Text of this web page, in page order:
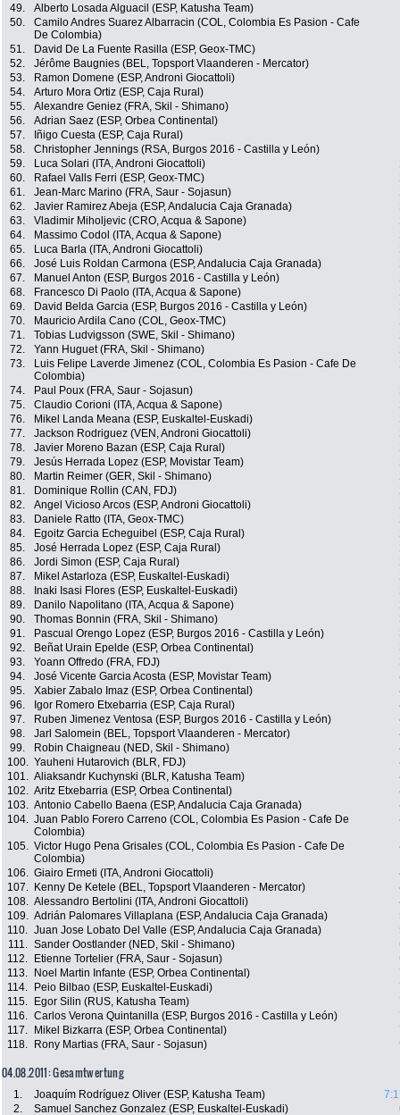
49.
Alberto Losada Alguacil (ESP, Katusha Team)
50.
Camilo Andres Suarez Albarracin (COL, Colombia Es Pasion - Cafe
De Colombia)
51. David De La Fuente Rasilla (ESP, Geox-TMC)
52.
Jérôme Baugnies (BEL, Topsport Vlaanderen - Mercator)
53.
Ramon Domene (ESP, Androni Giocattoli)
54.
Arturo Mora Ortiz (ESP, Caja Rural)
55.
Alexandre Geniez (FRA, Skil - Shimano)
56.
Adrian Saez (ESP, Orbea Continental)
57.
Iñigo Cuesta (ESP, Caja Rural)
58.
Christopher Jennings (RSA, Burgos 2016 - Castilla y León)
59.
Luca Solari (ITA, Androni Giocattoli)
60.
Rafael Valls Ferri (ESP, Geox-TMC)
61.
Jean-Marc Marino (FRA, Saur - Sojasun)
62.
Javier Ramirez Abeja (ESP, Andalucia Caja Granada)
63.
Vladimir Miholjevic (CRO, Acqua & Sapone)
64.
Massimo Codol (ITA, Acqua & Sapone)
65.
Luca Barla (ITA, Androni Giocattoli)
66.
José Luis Roldan Carmona (ESP, Andalucia Caja Granada)
67.
Manuel Anton (ESP, Burgos 2016 - Castilla y León)
68.
Francesco Di Paolo (ITA, Acqua & Sapone)
69.
David Belda Garcia (ESP, Burgos 2016 - Castilla y León)
70.
Mauricio Ardila Cano (COL, Geox-TMC)
71.
Tobias Ludvigsson (SWE, Skil - Shimano)
72.
Yann Huguet (FRA, Skil - Shimano)
73.
Luis Felipe Laverde Jimenez (COL, Colombia Es Pasion - Cafe De
Colombia)
74. Paul Poux (FRA, Saur - Sojasun)
75.
Claudio Corioni (ITA, Acqua & Sapone)
76.
Mikel Landa Meana (ESP, Euskaltel-Euskadi)
77.
Jackson Rodriguez (VEN, Androni Giocattoli)
78.
Javier Moreno Bazan (ESP, Caja Rural)
79.
Jesús Herrada Lopez (ESP, Movistar Team)
80.
Martin Reimer (GER, Skil - Shimano)
81.
Dominique Rollin (CAN, FDJ)
82.
Angel Vicioso Arcos (ESP, Androni Giocattoli)
83.
Daniele Ratto (ITA, Geox-TMC)
84.
Egoitz Garcia Echeguibel (ESP, Caja Rural)
85.
José Herrada Lopez (ESP, Caja Rural)
86.
Jordi Simon (ESP, Caja Rural)
87.
Mikel Astarloza (ESP, Euskaltel-Euskadi)
88.
Inaki Isasi Flores (ESP, Euskaltel-Euskadi)
89.
Danilo Napolitano (ITA, Acqua & Sapone)
90.
Thomas Bonnin (FRA, Skil - Shimano)
91.
Pascual Orengo Lopez (ESP, Burgos 2016 - Castilla y León)
92.
Beñat Urain Epelde (ESP, Orbea Continental)
93.
Yoann Offredo (FRA, FDJ)
94.
José Vicente Garcia Acosta (ESP, Movistar Team)
95.
Xabier Zabalo Imaz (ESP, Orbea Continental)
96.
Igor Romero Etxebarria (ESP, Caja Rural)
97.
Ruben Jimenez Ventosa (ESP, Burgos 2016 - Castilla y León)
98.
Jarl Salomein (BEL, Topsport Vlaanderen - Mercator)
99.
Robin Chaigneau (NED, Skil - Shimano)
100. Yauheni Hutarovich (BLR, FDJ)
101. Aliaksandr Kuchynski (BLR, Katusha Team)
102. Aritz Etxebarria (ESP, Orbea Continental)
103. Antonio Cabello Baena (ESP, Andalucia Caja Granada)
104. Juan Pablo Forero Carreno (COL, Colombia Es Pasion - Cafe De
Colombia)
105. Victor Hugo Pena Grisales (COL, Colombia Es Pasion - Cafe De
Colombia)
106. Giairo Ermeti (ITA, Androni Giocattoli)
107.
Kenny De Ketele (BEL, Topsport Vlaanderen - Mercator)
108. Alessandro Bertolini (ITA, Androni Giocattoli)
109. Adrián Palomares Villaplana (ESP, Andalucia Caja Granada)
110. Juan Jose Lobato Del Valle (ESP, Andalucia Caja Granada)
111. Sander Oostlander (NED, Skil - Shimano)
112.
Etienne Tortelier (FRA, Saur - Sojasun)
113.
Noel Martin Infante (ESP, Orbea Continental)
114.
Peio Bilbao (ESP, Euskaltel-Euskadi)
115.
Egor Silin (RUS, Katusha Team)
116. Carlos Verona Quintanilla (ESP, Burgos 2016 - Castilla y León)
117.
Mikel Bizkarra (ESP, Orbea Continental)
118.
Rony Martias (FRA, Saur - Sojasun)
04.08.2011: Gesamtwertung
1. Joaquím Rodríguez Oliver (ESP, Katusha Team)
2.
Samuel Sanchez Gonzalez (ESP, Euskaltel-Euskadi)